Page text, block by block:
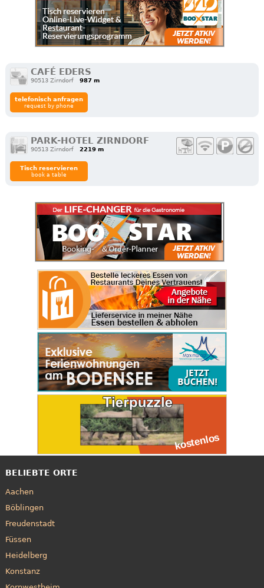
CAFÉ EDERS
90513 Zirndorf 987 m
telefonisch anfragen
request by phone
PARK-HOTEL ZIRNDORF
90513 Zirndorf 2219 m
Tisch reservieren
book a table
BELIEBTE ORTE
Aachen
Böblingen
Freudenstadt
Füssen
Heidelberg
Konstanz